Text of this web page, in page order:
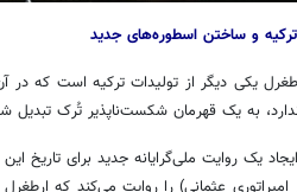
ترکیه و ساختن اسطوره‌های جدید
یکی دیگر از تولیدات ترکیه است که در
به یک قهرمان شکست‌ناپذیر تُرک
یک روایت ملی‌گرایانه جدید برای تاریخ